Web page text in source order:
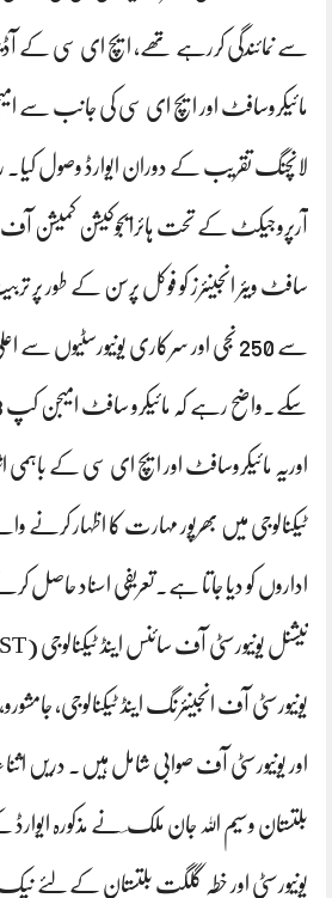
سے نمائندگی کررہے تھے، ایچ ای سی کے
لانچنگ تقریب کے دوران ایوارڈ وصول
سافٹ ویئر انجینئرز کو فوکل پرسن کے طور پر
سے 250 نجی اور سرکاری یونیورسٹیوں سے
اوریہ مائیکروسافٹ اور ایچ ای سی کے
ٹیکنالوجی میں بھرپور مہارت کا اظہار کرنے
اداروں کو دیا جاتا ہے۔تعریفی اسناد حاصل
یونیورسٹی آف انجینئرنگ اینڈ ٹیکنالوجی، جامشورو،
اور یونیورسٹی آف صوابی شامل ہیں۔ دریں اثناء
بلتستان وسیم اللہ جان ملک ؔ نے مذکورہ
یونیورسٹی اور خطہ گلگت بلتستان کےلئے نیک